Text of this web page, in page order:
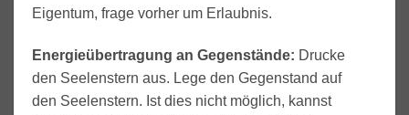
Eigentum, frage vorher um Erlaubnis.
Energieübertragung an Gegenstände: Drucke
den Seelenstern aus. Lege den Gegenstand auf
den Seelenstern. Ist dies nicht möglich, kannst